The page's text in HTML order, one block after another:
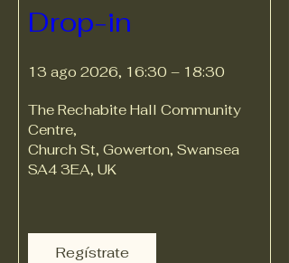
Drop-in
13 ago 2026, 16:30 – 18:30
The Rechabite Hall Community
Centre,
Church St, Gowerton, Swansea
SA4 3EA, UK
Regístrate